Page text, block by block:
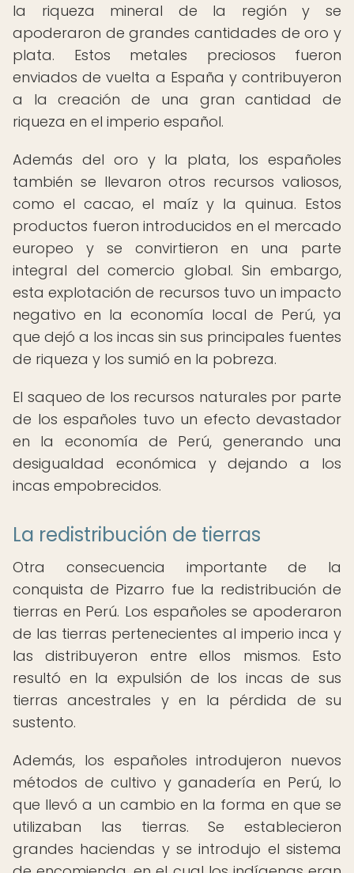
la riqueza mineral de la región y se
apoderaron de grandes cantidades de oro y
plata. Estos metales preciosos fueron
enviados de vuelta a España y contribuyeron
a la creación de una gran cantidad de
riqueza en el imperio español.
Además del oro y la plata, los españoles
también se llevaron otros recursos valiosos,
como el cacao, el maíz y la quinua. Estos
productos fueron introducidos en el mercado
europeo y se convirtieron en una parte
integral del comercio global. Sin embargo,
esta explotación de recursos tuvo un impacto
negativo en la economía local de Perú, ya
que dejó a los incas sin sus principales fuentes
de riqueza y los sumió en la pobreza.
El saqueo de los recursos naturales por parte
de los españoles tuvo un efecto devastador
en la economía de Perú, generando una
desigualdad económica y dejando a los
incas empobrecidos.
La redistribución de tierras
Otra consecuencia importante de la
conquista de Pizarro fue la redistribución de
tierras en Perú. Los españoles se apoderaron
de las tierras pertenecientes al imperio inca y
las distribuyeron entre ellos mismos. Esto
resultó en la expulsión de los incas de sus
tierras ancestrales y en la pérdida de su
sustento.
Además, los españoles introdujeron nuevos
métodos de cultivo y ganadería en Perú, lo
que llevó a un cambio en la forma en que se
utilizaban las tierras. Se establecieron
grandes haciendas y se introdujo el sistema